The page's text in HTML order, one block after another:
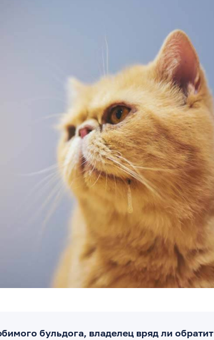
бульдога, владелец вряд ли обратит